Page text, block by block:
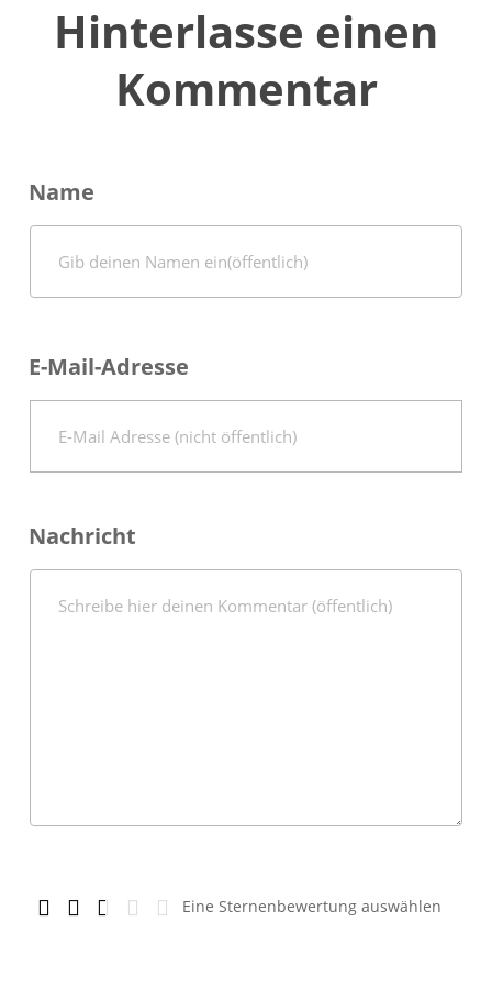
Hinterlasse einen
Kommentar
Eine Sternenbewertung auswählen
Name
E-Mail-Adresse
Nachricht